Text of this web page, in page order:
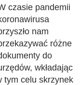
czasie pandemii
nam
różne
do
wkładając
tym celu skrzynek